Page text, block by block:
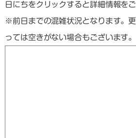
日にちをクリックすると詳細情報をご
※前日までの混雑状況となります。
っては空きがない場合もございます。